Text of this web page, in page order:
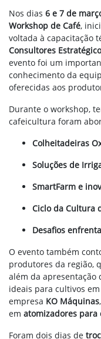
Nos dias 6 e 7 de
Workshop de Café,
voltada à capacitação
Consultores
evento foi um
conhecimento da
oferecidas aos
Durante o workshop,
cafeicultura foram
Colheitadeiras
Soluções de
SmartFarm e
Ciclo da Cultura
Desafios
O evento também
produtores da região,
além da apresentação
ideais para cultivos
empresa KO Máquinas
em atomizadores para
Foram dois dias de